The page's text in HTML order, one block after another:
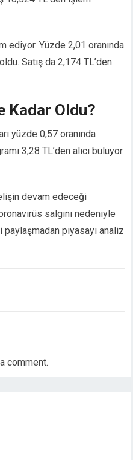
ediyor. Yüzde 2,01 oranında
Satış da 2,174 TL’den
Kadar Oldu?
yüzde 0,57 oranında
3,28 TL’den alıcı buluyor.
devam edeceği
salgını nedeniyle
piyasayı analiz
comment.